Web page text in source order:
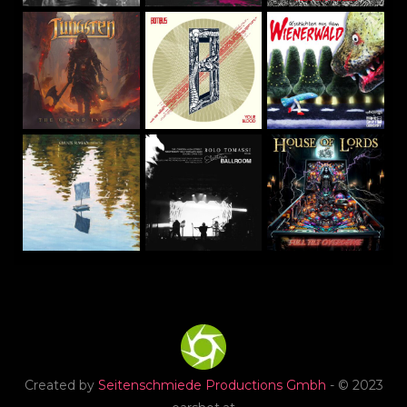
Created by Seitenschmiede Productions Gmbh - © 2023